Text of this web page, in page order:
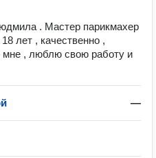
. Мастер парикмахер
лет , качественно ,
мне , люблю свою работу и
—